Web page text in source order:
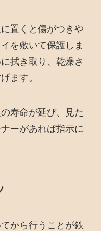
置くと傷がつきや
を敷いて保護しま
拭き取り、乾燥さ
ます。
寿命が延び、見た
ーがあれば指示に
から行うことが鉄